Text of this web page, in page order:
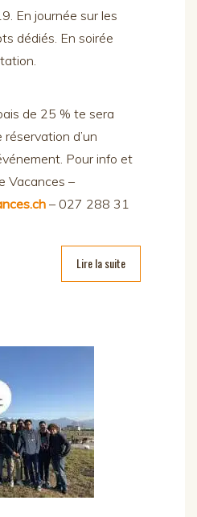
En journée sur les
dédiés. En soirée
de 25 % te sera
d’un
Pour info et
Vacances –
– 027 288 31
Lire la suite